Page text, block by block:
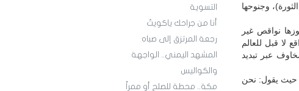
التسوية
أنا من جراحك ياكويتُ
رجعة المرتزق إلى صباه
المشهد اليمني.. الواجهة
والكواليس
مكة.. محطة للصلح أو ممراً
وجنوحها
نواقص غير
لا قبل للعالم
عبر تبديد
حيث يقول: نحن